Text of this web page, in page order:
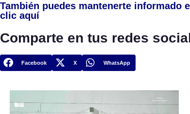
También puedes mantenerte informado
clic aquí
Comparte en tus redes
Facebook X WhatsApp